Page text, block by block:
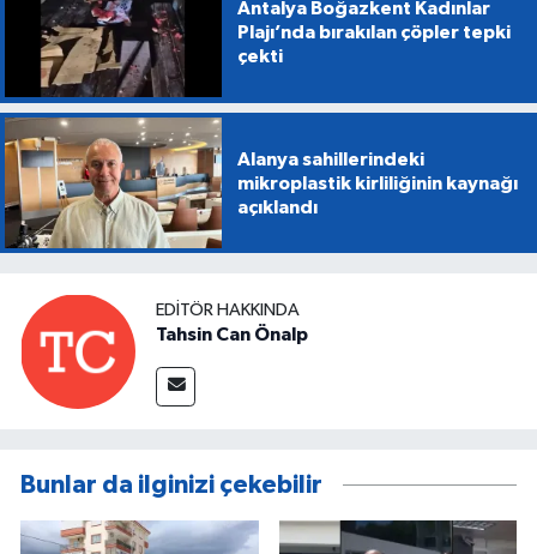
Antalya Boğazkent Kadınlar
Plajı’nda bırakılan çöpler tepki
çekti
Alanya sahillerindeki
mikroplastik kirliliğinin kaynağı
açıklandı
EDITÖR HAKKINDA
Tahsin Can Önalp
Bunlar da ilginizi çekebilir